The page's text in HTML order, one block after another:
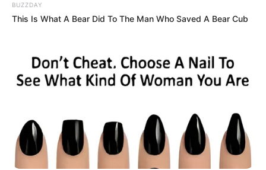
BUZZDAY
This Is What A Bear Did To The Man Who Saved A Bear Cub